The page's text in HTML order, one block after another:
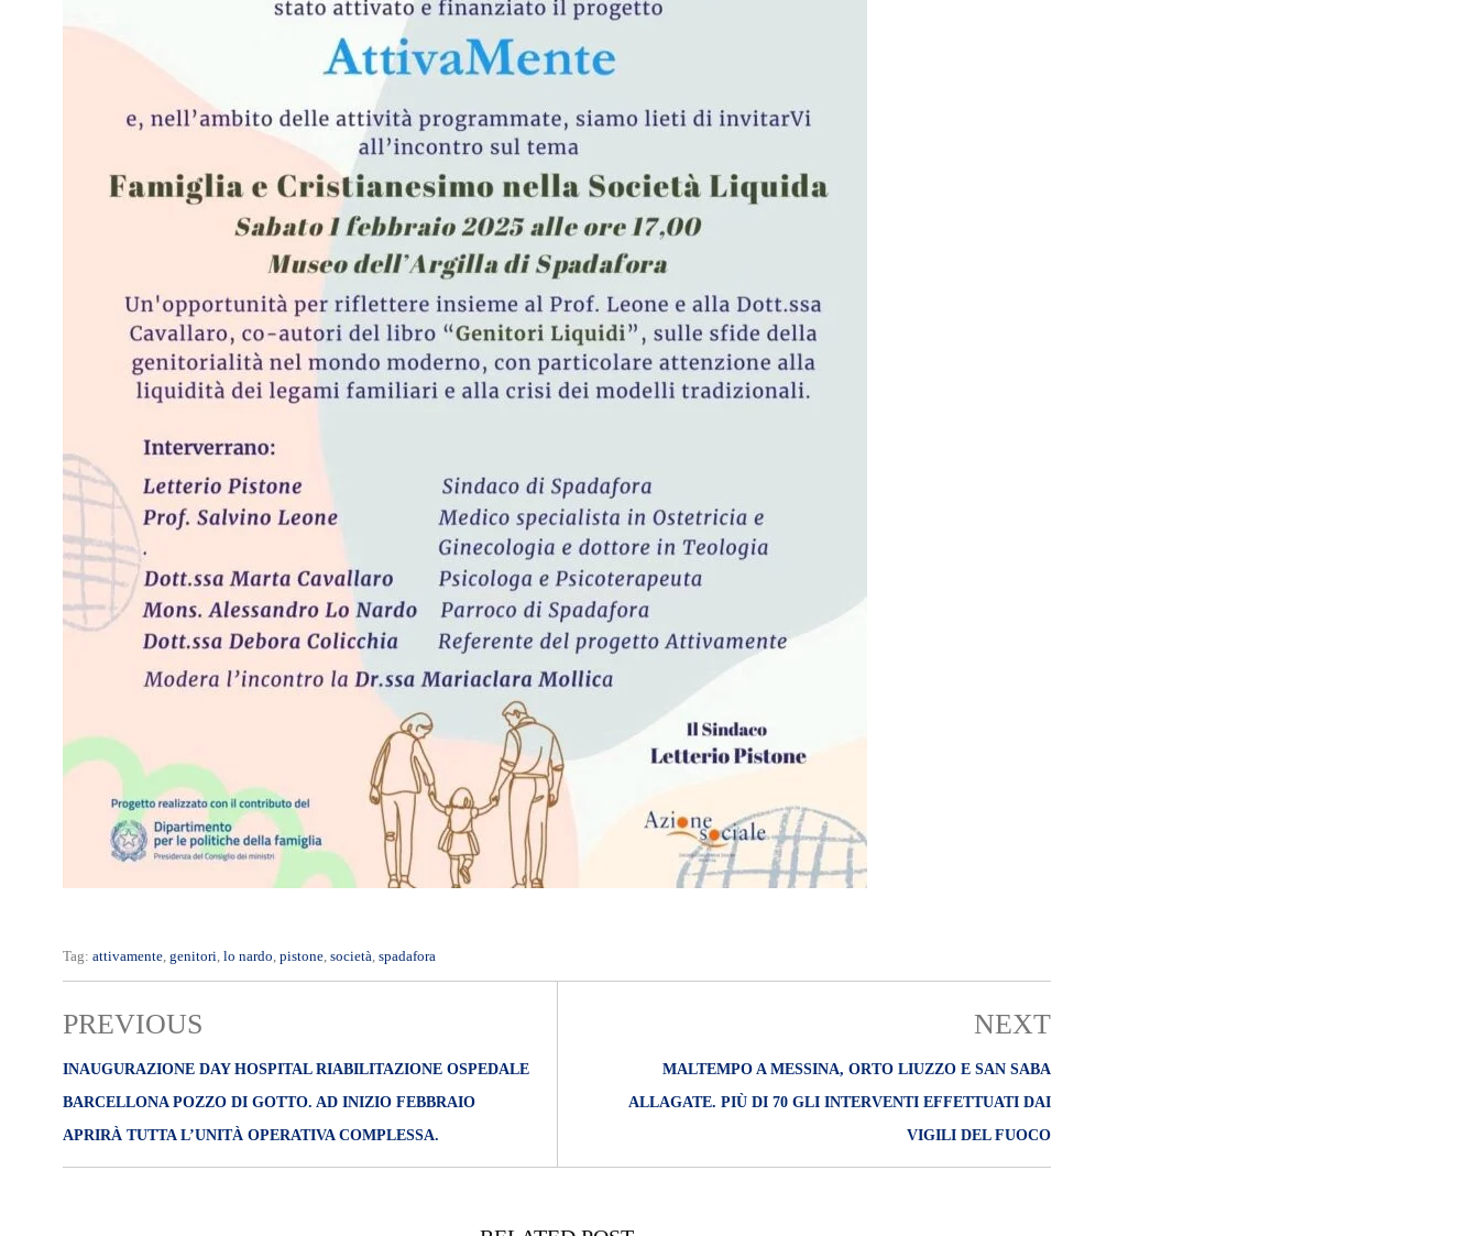
Tag: attivamente, genitori, lo nardo, pistone, società, spadafora
PREVIOUS
INAUGURAZIONE DAY HOSPITAL RIABILITAZIONE OSPEDALE
BARCELLONA POZZO DI GOTTO. AD INIZIO FEBBRAIO
APRIRÀ TUTTA L’UNITÀ OPERATIVA COMPLESSA.
NEXT
MALTEMPO A MESSINA, ORTO LIUZZO E SAN SABA
ALLAGATE. PIÙ DI 70 GLI INTERVENTI EFFETTUATI DAI
VIGILI DEL FUOCO